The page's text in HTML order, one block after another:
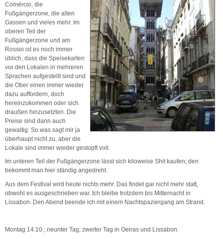
Comércio, die
Fußgängerzone, die alten
Gassen und vieles mehr. Im
oberen Teil der
Fußgängerzone und am
Rossio ist es noch immer
üblich, dass die Speisekarten
vor den Lokalen in mehreren
Sprachen aufgestellt sind und
die Ober einen immer wieder
dazu auffordern, doch
hereinzukommen oder sich
draußen hinzusetzten. Die
Preise sind dann auch
gewaltig. So was sagt mir ja
überhaupt nicht zu, aber die
Lokale sind immer wieder gestopft voll.
Im unteren Teil der Fußgängerzone lässt sich kiloweise Shit kaufen; den
bekommt man hier ständig angedreht.
Aus dem Festival wird heute nichts mehr. Das findet gar nicht mehr statt,
obwohl es ausgeschrieben war. Ich bleibe trotzdem bis Mitternacht in
Lissabon. Den Abend beende ich mit einem Nachtspaziergang am Strand.
Montag 14.10.; neunter Tag; zweiter Tag in Oeiras und Lissabon.